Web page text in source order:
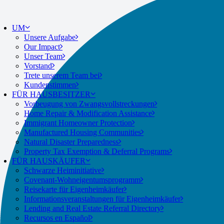
UM
Unsere Aufgabe
Our Impact
Unser Team
Vorstand
Trete unserem Team bei
Kundenstimmen
FÜR HAUSBESITZER
Vorbeugung von Zwangsvollstreckungen
Home Repair & Modification Assistance
Immigrant Homeowner Protection
Manufactured Housing Communities
Natural Disaster Preparedness
Property Tax Exemption & Deferral Programs
FÜR HAUSKÄUFER
Schwarze Heiminitiative
Covenant-Wohneigentumsprogramm
Reisekarte für Eigenheimkäufer
Informationsveranstaltungen für Eigenheimkäufer
Lending and Real Estate Referral Directory
Recursos en Español